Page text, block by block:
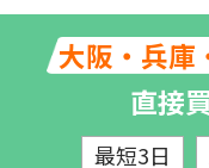
大阪・兵庫
直接
最短3日